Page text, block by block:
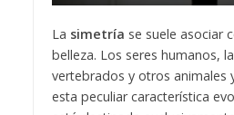
La simetría se suele asociar
belleza. Los seres humanos,
vertebrados y otros animales
esta peculiar característica